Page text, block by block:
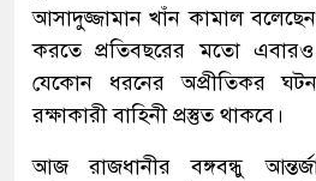
আসাদুজ্জামান খাঁন কামাল
করতে প্রতিবছরের মতো এবারও
যেকোন ধরনের অপ্রীতিকর
রক্ষাকারী বাহিনী প্রস্তুত থাকবে।
আজ রাজধানীর বঙ্গবন্ধু